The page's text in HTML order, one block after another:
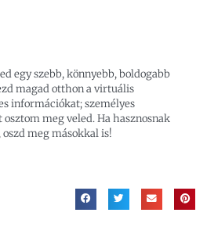
egy szebb, könnyebb, boldogabb
magad otthon a virtuális
információkat; személyes
meg veled. Ha hasznosnak
meg másokkal is!